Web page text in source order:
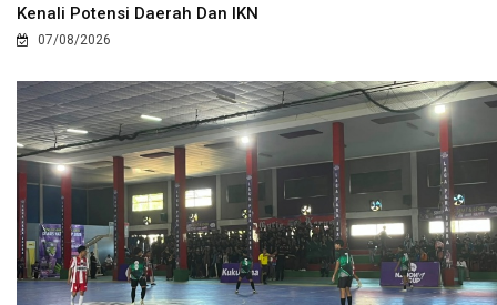
Kenali Potensi Daerah Dan IKN
07/08/2026